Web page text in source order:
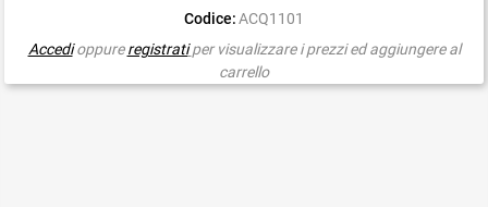
Codice: ACQ1101
Accedioppureregistrati per visualizzare i prezzi ed aggiungere al
carrello